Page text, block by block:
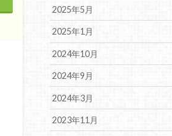
2025年5月
2025年1月
2024年10月
2024年9月
2024年3月
2023年11月